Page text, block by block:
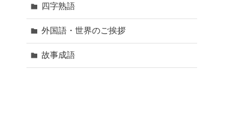
四字熟語
外国語・世界のご挨拶
故事成語